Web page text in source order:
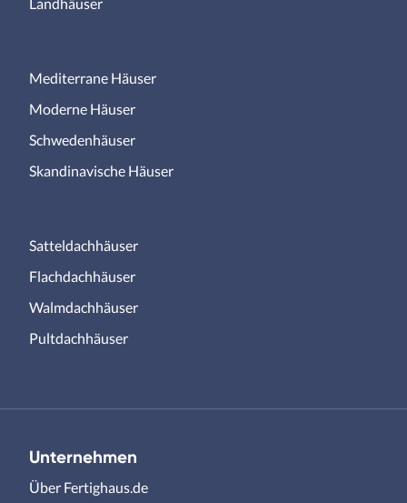
Landhäuser
Mediterrane Häuser
Moderne Häuser
Schwedenhäuser
Skandinavische Häuser
Satteldachhäuser
Flachdachhäuser
Walmdachhäuser
Pultdachhäuser
Unternehmen
Über Fertighaus.de